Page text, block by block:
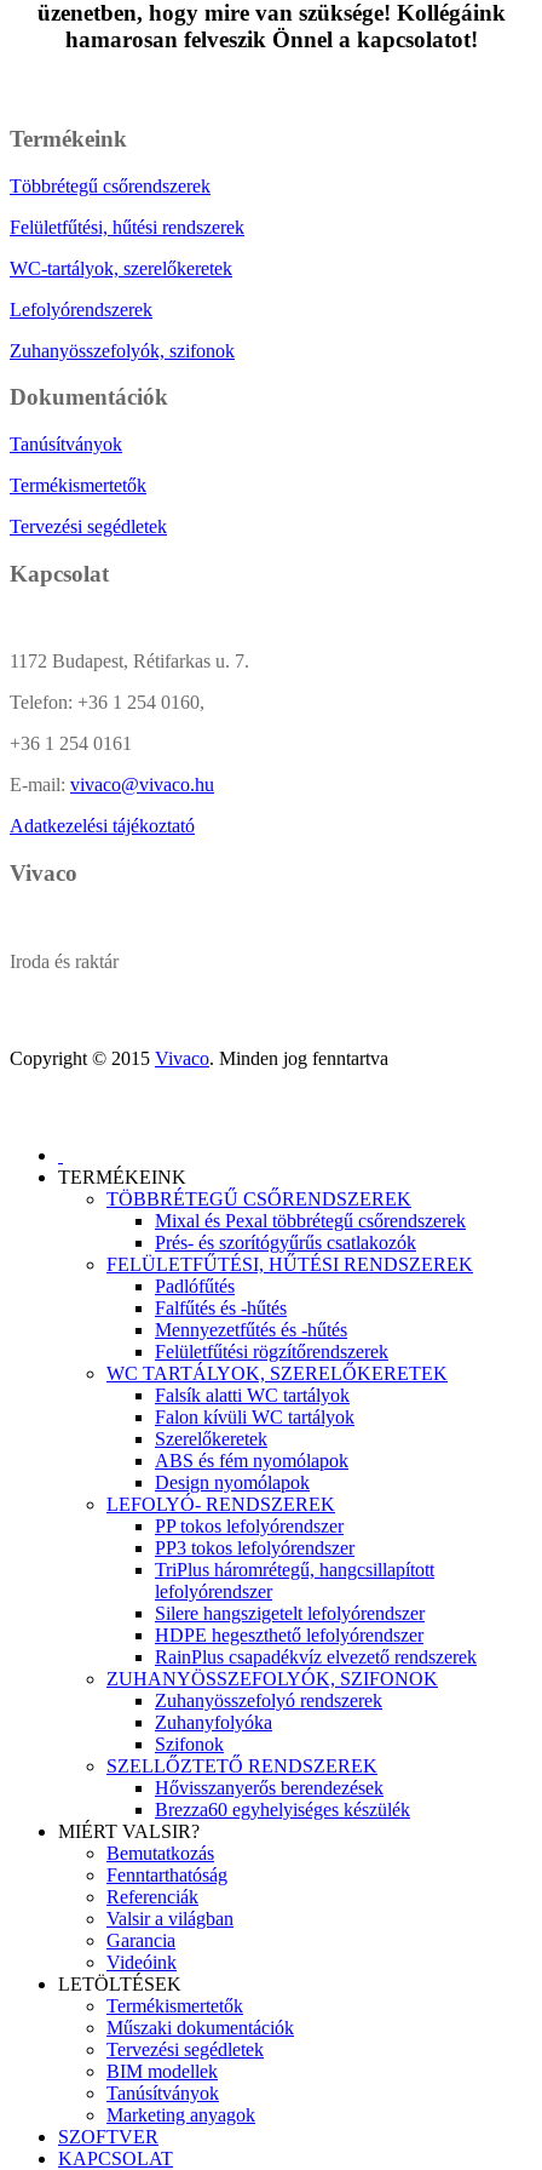
üzenetben, hogy mire van szüksége! Kollégáink
hamarosan felveszik Önnel a kapcsolatot!
Termékeink
Többrétegű csőrendszerek
Felületfűtési, hűtési rendszerek
WC-tartályok, szerelőkeretek
Lefolyórendszerek
Zuhanyösszefolyók, szifonok
Dokumentációk
Tanúsítványok
Termékismertetők
Tervezési segédletek
Kapcsolat
1172 Budapest, Rétifarkas u. 7.
Telefon: +36 1 254 0160,
+36 1 254 0161
E-mail: vivaco@vivaco.hu
Adatkezelési tájékoztató
Vivaco
Iroda és raktár
Copyright © 2015 Vivaco. Minden jog fenntartva
TERMÉKEINK
TÖBBRÉTEGŰ CSŐRENDSZEREK
Mixal és Pexal többrétegű csőrendszerek
Prés- és szorítógyűrűs csatlakozók
FELÜLETFŰTÉSI, HŰTÉSI RENDSZEREK
Padlófűtés
Falfűtés és -hűtés
Mennyezetfűtés és -hűtés
Felületfűtési rögzítőrendszerek
WC TARTÁLYOK, SZERELŐKERETEK
Falsík alatti WC tartályok
Falon kívüli WC tartályok
Szerelőkeretek
ABS és fém nyomólapok
Design nyomólapok
LEFOLYÓ- RENDSZEREK
PP tokos lefolyórendszer
PP3 tokos lefolyórendszer
TriPlus háromrétegű, hangcsillapított
lefolyórendszer
Silere hangszigetelt lefolyórendszer
HDPE hegeszthető lefolyórendszer
RainPlus csapadékvíz elvezető rendszerek
ZUHANYÖSSZEFOLYÓK, SZIFONOK
Zuhanyösszefolyó rendszerek
Zuhanyfolyóka
Szifonok
SZELLŐZTETŐ RENDSZEREK
Hővisszanyerős berendezések
Brezza60 egyhelyiséges készülék
MIÉRT VALSIR?
Bemutatkozás
Fenntarthatóság
Referenciák
Valsir a világban
Garancia
Videóink
LETÖLTÉSEK
Termékismertetők
Műszaki dokumentációk
Tervezési segédletek
BIM modellek
Tanúsítványok
Marketing anyagok
SZOFTVER
KAPCSOLAT